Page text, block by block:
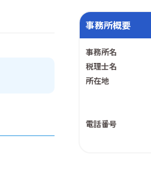
事務所概要
事務所名
税理士名
所在地
電話番号